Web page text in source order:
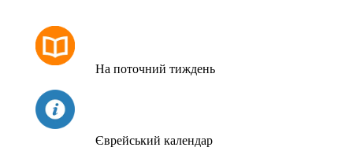
На поточний тиждень
Єврейський календар